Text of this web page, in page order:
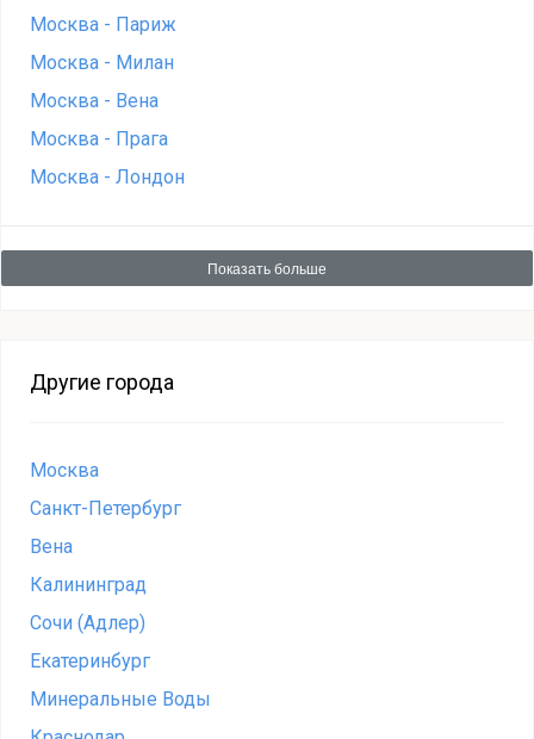
Москва - Париж
Москва - Милан
Москва - Вена
Москва - Прага
Москва - Лондон
Показать больше
Другие города
Москва
Санкт-Петербург
Вена
Калининград
Сочи (Адлер)
Екатеринбург
Минеральные Воды